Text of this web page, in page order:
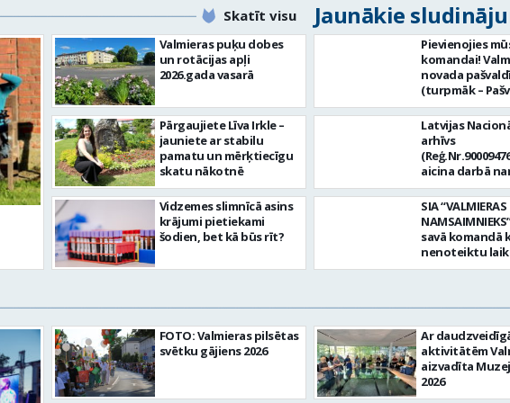
Skatīt visu Jaunākie
Valmieras puķu dobes
un rotācijas apļi
2026.gada vasarā
Pārgaujiete Līva Irkle –
jauniete ar stabilu
pamatu un mērķtiecīgu
skatu nākotnē
Vidzemes slimnīcā asins
krājumi pietiekami
šodien, bet kā būs rīt?
Pievienojies
komandai!
novada
(turpmāk –
aicina darbā
Informācijas
centra (ITC)
tehnoloģiju
vieta: Rūjienas
Naukšēnu
teritorijās Ja
vēlme:
informācijas un
komunikācijas
IKT) saistīto
un operatīvu
nodrošināt
datortehnikas
atbalstu un ar to
saistīto
Latvijas
arhīvs
aicina darbā
pārzini (uz
laiku)
valsts arhīvā Mēs
Valmieras
arhīvā
dokumentāro
mantojumu.
pārraudzībā un
zonā ietilpst
Valkas,
Limbažu novadi.
SIA “VALMIERAS
savā komandā
nenoteiktu
SPECIALIZĒTĀ
pienākumi:
apkalpot
(arī kravas)
uzturēt
automobili
kārtībā. veikt
FOTO: Valmieras pilsētas
svētku gājiens 2026
Ar
aktivitātēm
aizvadīta
2026